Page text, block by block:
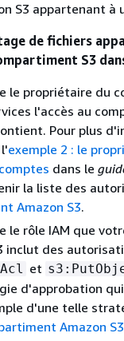
S3 appartenant à
de fichiers
S3
le propriétaire du
l'accès au
Pour plus
exemple 2 : le
dans le
la liste des
Amazon S3.
le rôle IAM que
inclut des
et
d'approbation
d'une telle
Amazon S3